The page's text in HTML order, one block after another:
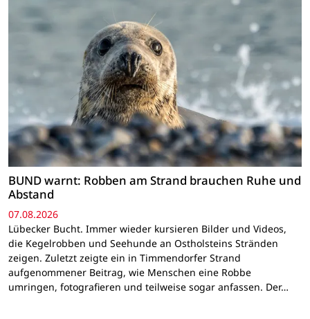
BUND warnt: Robben am Strand brauchen Ruhe und
Abstand
07.08.2026
Lübecker Bucht. Immer wieder kursieren Bilder und Videos,
die Kegelrobben und Seehunde an Ostholsteins Stränden
zeigen. Zuletzt zeigte ein in Timmendorfer Strand
aufgenommener Beitrag, wie Menschen eine Robbe
umringen, fotografieren und teilweise sogar anfassen. Der…